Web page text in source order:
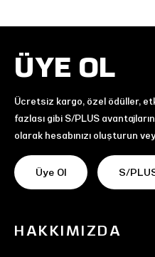
ÜYE OL
Ücretsiz kargo, özel ödüller,
fazlası gibi S/PLUS
olarak hesabınızı oluşturun
Üye Ol S/
HAKKIMIZDA